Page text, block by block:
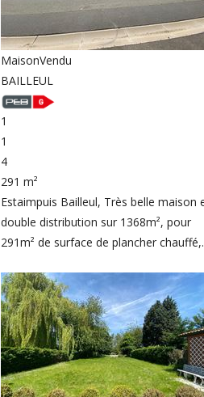
MaisonVendu
BAILLEUL
1
1
4
291 m²
Estaimpuis Bailleul, Très belle maison
double distribution sur 1368m², pour
291m² de surface de plancher